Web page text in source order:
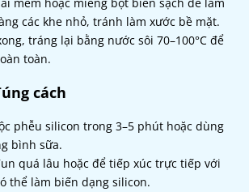
các khe nhỏ, tránh làm xước bề mặt.
tráng lại bằng nước sôi 70–100°C để
toàn.
cách
phễu silicon trong 3–5 phút hoặc dùng
bình sữa.
quá lâu hoặc để tiếp xúc trực tiếp với
thể làm biến dạng silicon.